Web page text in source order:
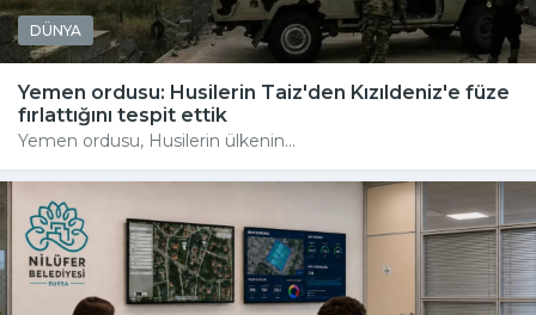
DÜNYA
Yemen ordusu: Husilerin Taiz'den Kızıldeniz'e füze
fırlattığını tespit ettik
Yemen ordusu, Husilerin ülkenin...